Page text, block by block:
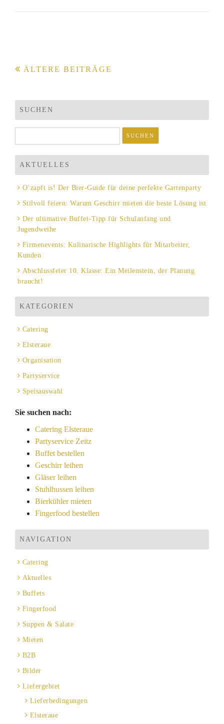
Beitragsnavigation
ÄLTERE BEITRÄGE
SUCHEN
nach:
AKTUELLES
O’zapft is! Der Bier-Guide für deine perfekte Gartenparty
Stilvoll feiern: Warum Geschirr mieten die beste Lösung ist
Der ultimative Buffet-Tipp für Schulanfang und
Jugendweihe
Firmenevents: Kulinarische Highlights für Mitarbeiter,
Kunden
Abschlussfeier 10. Klasse: Ein Meilenstein, der Planung
braucht!
KATEGORIEN
Catering
Elsteraue
Organisation
Partyservice
Speisauswahl
Sie suchen nach:
Catering Elsteraue
Partyservice Zeitz
Buffet bestellen
Geschirr leihen
Gläser leihen
Stuhlhussen leihen
Bierkühler mieten
Fingerfood bestellen
NAVIGATION
Catering
Aktuelles
Buffets
Fingerfood
Suppen & Salate
Mieten
B2B
Bilder
Liefergebiet
Lieferbedingungen
Elsteraue